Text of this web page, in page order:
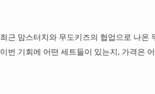
최근 맘스터치와 무도키즈의 협업으로 나온
이번 기회에 어떤 세트들이 있는지, 가격은